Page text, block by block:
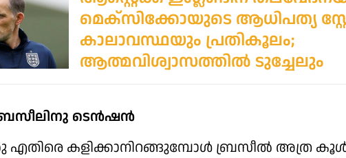
മെക്സിക്കോയുടെ ആധിപത്യ
കാലാവസ്ഥയും പ്രതികൂലം;
ആത്മവിശ്വാസത്തിൽ ടുച്ചേലും
ടെൻഷൻ
കളിക്കാനിറങ്ങുമ്പോൾ ബ്രസീൽ അത്ര